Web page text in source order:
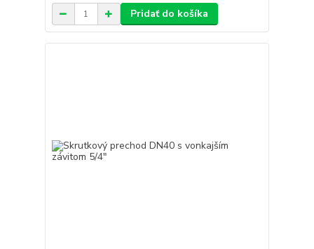
Pridať do košíka